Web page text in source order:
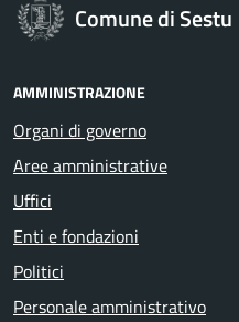
Comune di Sestu
AMMINISTRAZIONE
Organi di governo
Aree amministrative
Uffici
Enti e fondazioni
Politici
Personale amministrativo